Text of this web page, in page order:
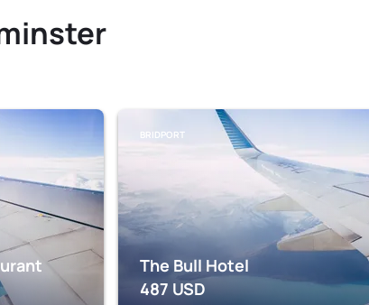
BRIDPORT
The Bull Hotel
487 USD